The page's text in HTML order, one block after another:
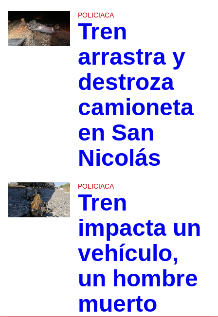
POLICIACA
Tren
arrastra y
destroza
camioneta
en San
Nicolás
POLICIACA
Tren
impacta un
vehículo,
un hombre
muerto